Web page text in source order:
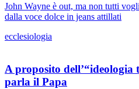
John Wayne è out, ma non tutti
dalla voce dolce in jeans attillati
ecclesiologia
A proposito
parla il Papa